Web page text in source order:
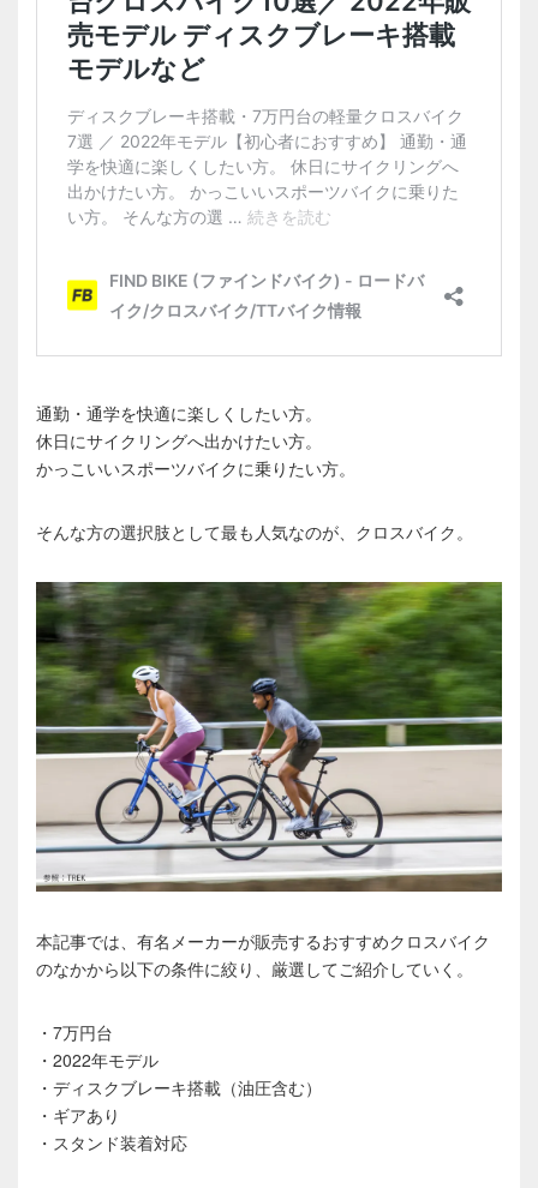
通勤・通学を快適に楽しくしたい方。
休日にサイクリングへ出かけたい方。
かっこいいスポーツバイクに乗りたい方。
そんな方の選択肢として最も人気なのが、クロスバイク。
本記事では、有名メーカーが販売するおすすめクロスバイク
のなかから以下の条件に絞り、厳選してご紹介していく。
・7万円台
・2022年モデル
・ディスクブレーキ搭載（油圧含む）
・ギアあり
・スタンド装着対応